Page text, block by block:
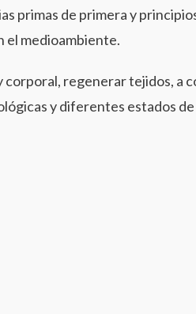
primas de primera y
el medioambiente.
regenerar tejidos, a
y diferentes estados de